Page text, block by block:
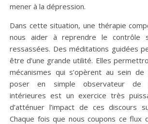
mener à la dépression.
Dans cette situation, une thérapie
nous aider à reprendre le contrôle
ressassées. Des méditations guidées
être d’une grande utilité. Elles
mécanismes qui s’opèrent au sein
poser en simple observateur de
intérieures est un exercice très
d’atténuer l’impact de ces discours
Chaque fois que nous coupons ce flux